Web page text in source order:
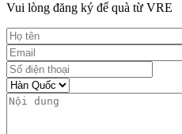
Vui lòng đăng ký để quà từ VRE